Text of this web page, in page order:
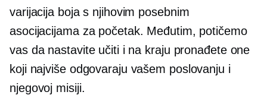
varijacija boja s njihovim posebnim
asocijacijama za početak. Međutim, potičemo
vas da nastavite učiti i na kraju pronađete one
koji najviše odgovaraju vašem poslovanju i
njegovoj misiji.